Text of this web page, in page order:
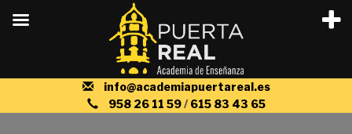
info@academiapuertareal.es
958 26 11 59/ 615 83 43 65